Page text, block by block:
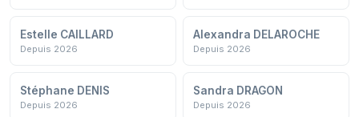
Estelle CAILLARD
Depuis 2026
Alexandra DELAROCHE
Depuis 2026
Stéphane DENIS
Depuis 2026
Sandra DRAGON
Depuis 2026